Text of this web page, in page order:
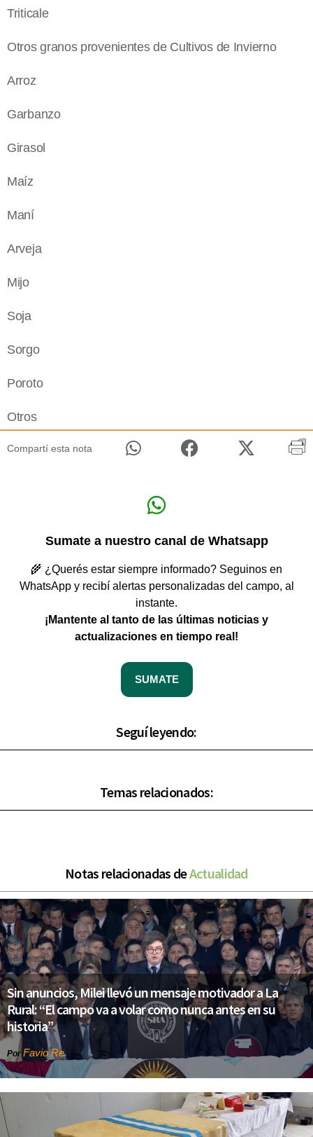
Triticale
Otros granos provenientes de Cultivos de Invierno
Arroz
Garbanzo
Girasol
Maíz
Maní
Arveja
Mijo
Soja
Sorgo
Poroto
Otros
Compartí esta nota
Sumate a nuestro canal de Whatsapp
🌾 ¿Querés estar siempre informado? Seguinos en
WhatsApp y recibí alertas personalizadas del campo, al
instante.
¡Mantente al tanto de las últimas noticias y
actualizaciones en tiempo real!
SUMATE
Seguí leyendo:
Temas relacionados:
Notas relacionadas deActualidad
Sin anuncios, Milei llevó un mensaje motivador a La
Rural: “El campo va a volar como nunca antes en su
historia”
Por Favio Re